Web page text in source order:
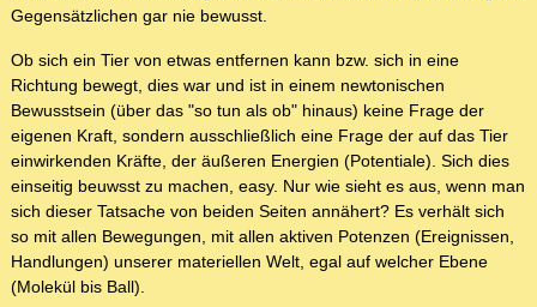
Gegensätzlichen gar nie bewusst.
Ob sich ein Tier von etwas entfernen kann bzw. sich in eine
Richtung bewegt, dies war und ist in einem newtonischen
Bewusstsein (über das "so tun als ob" hinaus) keine Frage der
eigenen Kraft, sondern ausschließlich eine Frage der auf das Tier
einwirkenden Kräfte, der äußeren Energien (Potentiale). Sich dies
einseitig beuwsst zu machen, easy. Nur wie sieht es aus, wenn man
sich dieser Tatsache von beiden Seiten annähert? Es verhält sich
so mit allen Bewegungen, mit allen aktiven Potenzen (Ereignissen,
Handlungen) unserer materiellen Welt, egal auf welcher Ebene
(Molekül bis Ball).